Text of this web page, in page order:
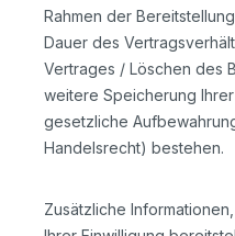
Rahmen der
Dauer des
Vertrages / Löschen des
weitere Speicherung
gesetzliche
Handelsrecht) bestehen.
Zusätzliche